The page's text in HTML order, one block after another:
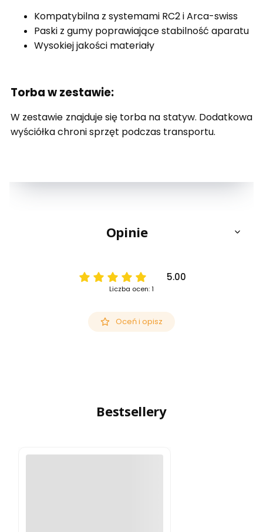
Kompatybilna z systemami RC2 i Arca-swiss
Paski z gumy poprawiające stabilność aparatu
Wysokiej jakości materiały
Torba w zestawie:
W zestawie znajduje się torba na statyw. Dodatkowa
wyściółka chroni sprzęt podczas transportu.
Opinie
5.00
Liczba ocen: 1
Oceń i opisz
Bestsellery